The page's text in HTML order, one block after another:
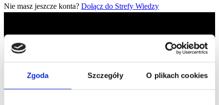
Zgoda Szczegóły O plikach cookies
Nie masz jeszcze konta? Dołącz do Strefy Wiedzy